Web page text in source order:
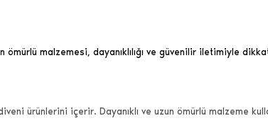
malzemesi, dayanıklılığı ve güvenilir iletimiyle
ürünlerini içerir. Dayanıklı ve uzun ömürlü malzeme